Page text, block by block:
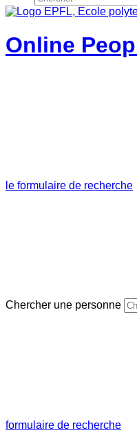
Online
le formulaire de recherche
Chercher une personne
formulaire de recherche